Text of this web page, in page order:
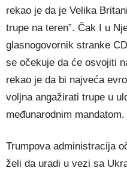
rekao je da je Velika
trupe na teren”. Čak I u
glasnogovornik stranke
se očekuje da će osvojiti
rekao je da bi najveća
voljna angažirati trupe u
međunarodnim mandatom.
Trumpova administracija
želi da uradi u vezi sa